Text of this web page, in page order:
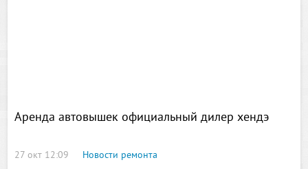
Аренда автовышек официальный дилер хендэ
27 окт 12:09
Новости ремонта